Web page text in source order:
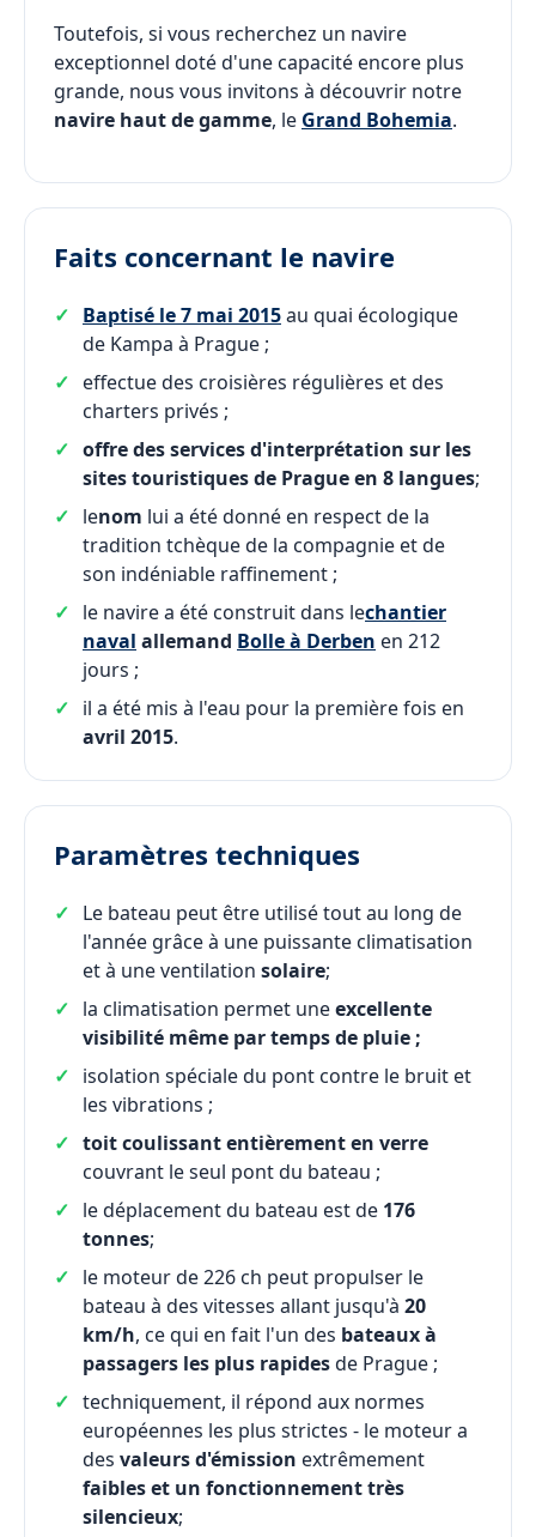
Toutefois, si vous recherchez un navire
exceptionnel doté d'une capacité encore plus
grande, nous vous invitons à découvrir notre
navire haut de gamme, le Grand Bohemia.
Faits concernant le navire
Baptisé le 7 mai 2015au quai écologique
de Kampa à Prague ;
effectue des croisières régulières et des
charters privés ;
offre des services d'interprétation sur les
sites touristiques de Prague en 8 langues;
lenom lui a été donné en respect de la
tradition tchèque de la compagnie et de
son indéniable raffinement ;
le navire a été construit dans lechantier
naval allemand Bolle à Derben en 212
jours ;
il a été mis à l'eau pour la première fois en
avril 2015.
Paramètres techniques
Le bateau peut être utilisé tout au long de
l'année grâce à une puissante climatisation
et à une ventilation solaire;
la climatisation permet uneexcellente
visibilité même par temps de pluie ;
isolation spéciale du pont contre le bruit et
les vibrations ;
toit coulissant entièrement en verre
couvrant le seul pont du bateau ;
le déplacement du bateau est de 176
tonnes;
le moteur de 226 ch peut propulser le
bateau à des vitesses allant jusqu'à 20
km/h, ce qui en fait l'un des bateaux à
passagers les plus rapidesde Prague ;
techniquement, il répond aux normes
européennes les plus strictes - le moteur a
des valeurs d'émission extrêmement
faibles et un fonctionnement très
silencieux;